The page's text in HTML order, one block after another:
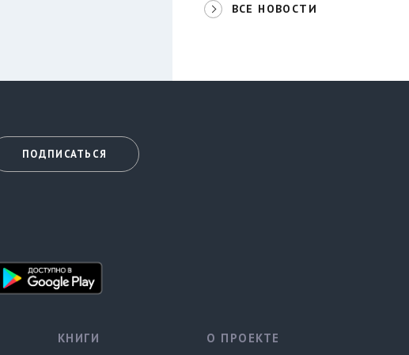
ВСЕ НОВОСТИ
ПОДПИСАТЬСЯ
КНИГИ
О ПРОЕКТЕ